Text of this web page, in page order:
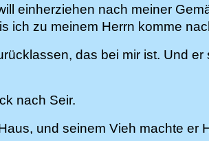
einherziehen nach meiner
ich zu meinem Herrn komme
das bei mir ist. Und
nach Seir.
und seinem Vieh machte er